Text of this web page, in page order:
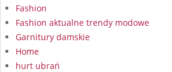
Fashion
Fashion aktualne trendy modowe
Garnitury damskie
Home
hurt ubrań